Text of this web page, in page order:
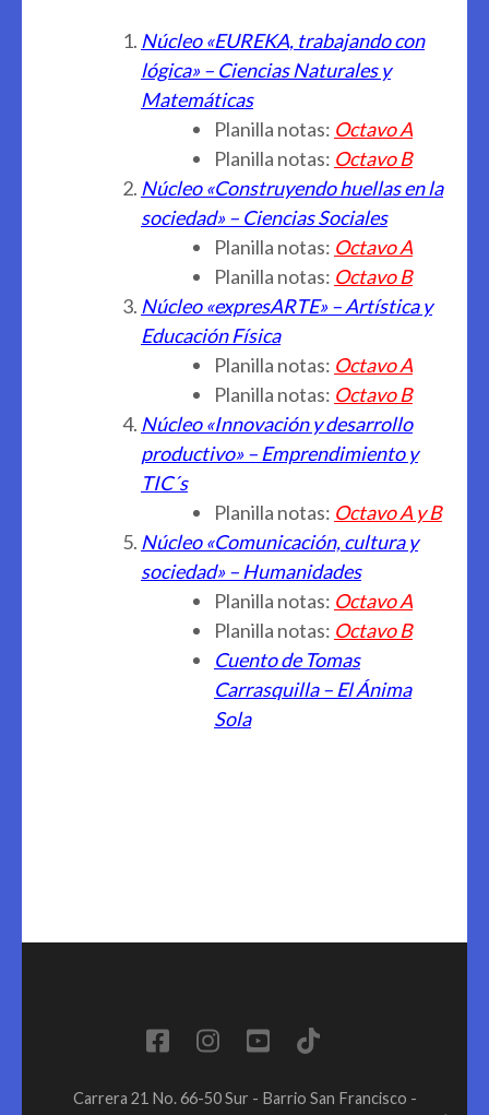
Núcleo «EUREKA, trabajando con
lógica» – Ciencias Naturales y
Matemáticas
Planilla notas: Octavo A
Planilla notas: Octavo B
Núcleo «Construyendo huellas en la
sociedad» – Ciencias Sociales
Planilla notas: Octavo A
Planilla notas: Octavo B
Núcleo «expresARTE» – Artística y
Educación Física
Planilla notas: Octavo A
Planilla notas: Octavo B
Núcleo «Innovación y desarrollo
productivo» – Emprendimiento y
TIC´s
Planilla notas: Octavo A y B
Núcleo «Comunicación, cultura y
sociedad» – Humanidades
Planilla notas: Octavo A
Planilla notas: Octavo B
Cuento de Tomas
Carrasquilla – El Ánima
Sola
Carrera 21 No. 66-50 Sur - Barrio San Francisco -